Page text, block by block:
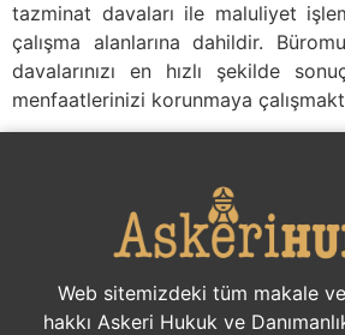
tazminat davaları ile maluliyet
çalışma alanlarına dahildir.
davalarınızı en hızlı şekilde
menfaatlerinizi korunmaya
Web sitemizdeki tüm makale
hakkı Askeri Hukuk ve